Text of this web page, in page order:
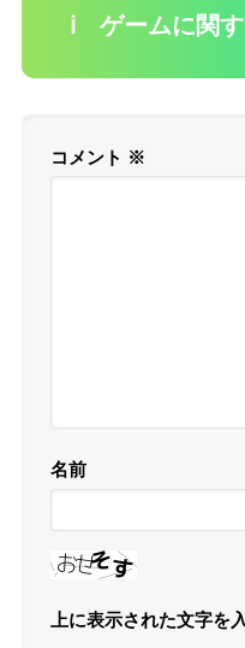
ℹ️ ゲームに関
コメント ※
名前
上に表示された文字を